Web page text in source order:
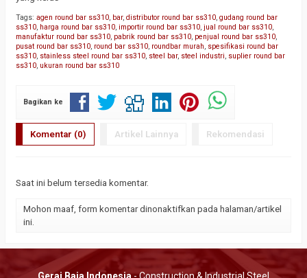
Tags: agen round bar ss310, bar, distributor round bar ss310, gudang round bar
ss310, harga round bar ss310, importir round bar ss310, jual round bar ss310,
manufaktur round bar ss310, pabrik round bar ss310, penjual round bar ss310,
pusat round bar ss310, round bar ss310, roundbar murah, spesifikasi round bar
ss310, stainless steel round bar ss310, steel bar, steel industri, suplier round bar
ss310, ukuran round bar ss310
Bagikan ke
Komentar (0) Artikel Lainnya Rekomendasi
Saat ini belum tersedia komentar.
Mohon maaf, form komentar dinonaktifkan pada halaman/artikel
ini.